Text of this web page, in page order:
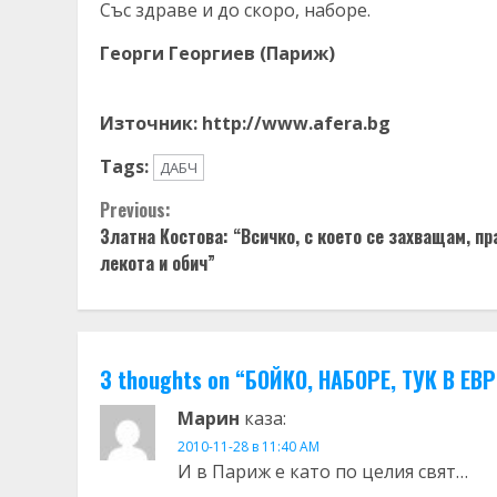
Със здраве и до скоро, наборе.
Георги Георгиев (Париж)
Източник: http://www.afera.bg
Tags:
ДАБЧ
Continue
Reading
Previous:
Златна Костова: “Всичко, с което се захващам,
лекота и обич”
3 thoughts on “БОЙКО, НАБОРЕ, ТУК В
Марин каза:
2010-11-28 в 11:40 AM
И в Париж е като по целия свят…